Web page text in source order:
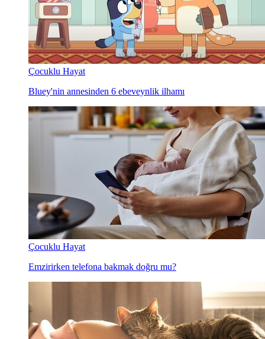
Çocuklu Hayat
Bluey'nin annesinden 6 ebeveynlik ilhamı
Çocuklu Hayat
Emzirirken telefona bakmak doğru mu?